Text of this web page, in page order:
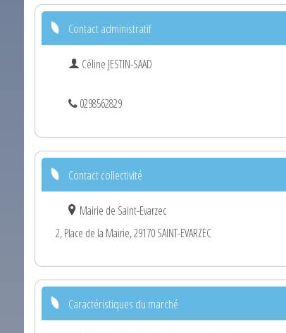
Contact administratif
Céline JESTIN-SAAD
0298562829
Contact collectivité
Mairie de Saint-Evarzec
2, Place de la Mairie, 29170 SAINT-EVARZEC
Caractéristiques du marché